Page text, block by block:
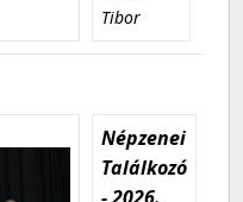
Tibor
Népzenei
Találkozó